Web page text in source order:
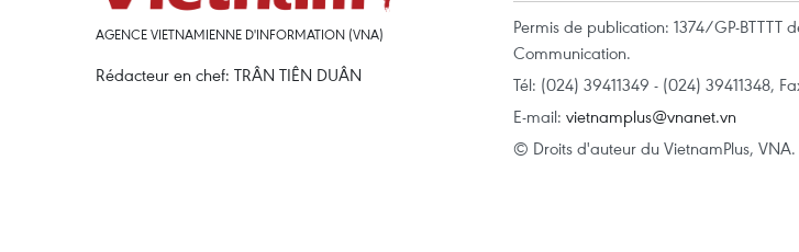
AGENCE VIETNAMIENNE D'INFORMATION (VNA)
Rédacteur en chef: TRÂN TIÊN DUÂN
Permis de publication: 1374/GP-
Communication.
Tél: (024) 39411349 - (024) 39411348,
E-mail: vietnamplus@vnanet.vn
© Droits d'auteur du VietnamPlus,